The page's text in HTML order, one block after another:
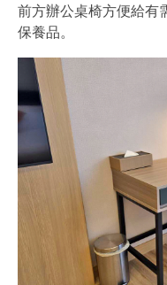
前方辦公桌椅方便給有
保養品。